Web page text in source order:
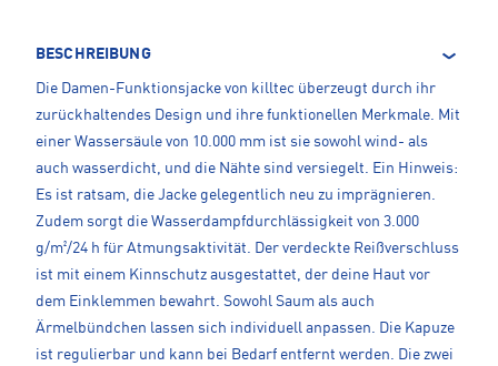
BESCHREIBUNG
Die Damen-Funktionsjacke von killtec überzeugt durch ihr
zurückhaltendes Design und ihre funktionellen Merkmale. Mit
einer Wassersäule von 10.000 mm ist sie sowohl wind- als
auch wasserdicht, und die Nähte sind versiegelt. Ein Hinweis:
Es ist ratsam, die Jacke gelegentlich neu zu imprägnieren.
Zudem sorgt die Wasserdampfdurchlässigkeit von 3.000
g/m²/24 h für Atmungsaktivität. Der verdeckte Reißverschluss
ist mit einem Kinnschutz ausgestattet, der deine Haut vor
dem Einklemmen bewahrt. Sowohl Saum als auch
Ärmelbündchen lassen sich individuell anpassen. Die Kapuze
ist regulierbar und kann bei Bedarf entfernt werden. Die zwei